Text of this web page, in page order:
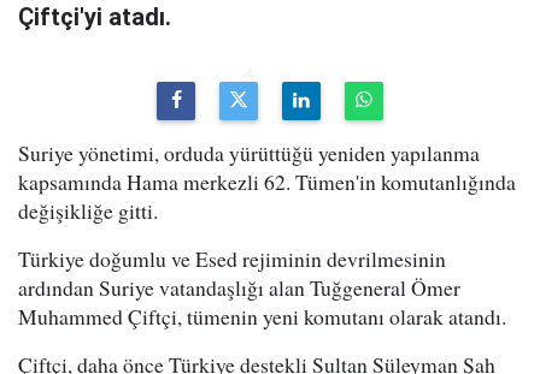
Çiftçi'yi atadı.
Suriye yönetimi, orduda yürüttüğü yeniden yapılanma
kapsamında Hama merkezli 62. Tümen'in komutanlığında
değişikliğe gitti.
Türkiye doğumlu ve Esed rejiminin devrilmesinin
ardından Suriye vatandaşlığı alan Tuğgeneral Ömer
Muhammed Çiftçi, tümenin yeni komutanı olarak atandı.
Çiftçi, daha önce Türkiye destekli Sultan Süleyman Şah